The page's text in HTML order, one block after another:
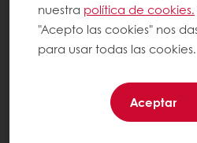
nuestra política de cookies.
"Acepto las cookies" nos
para usar todas las cookies.
Aceptar